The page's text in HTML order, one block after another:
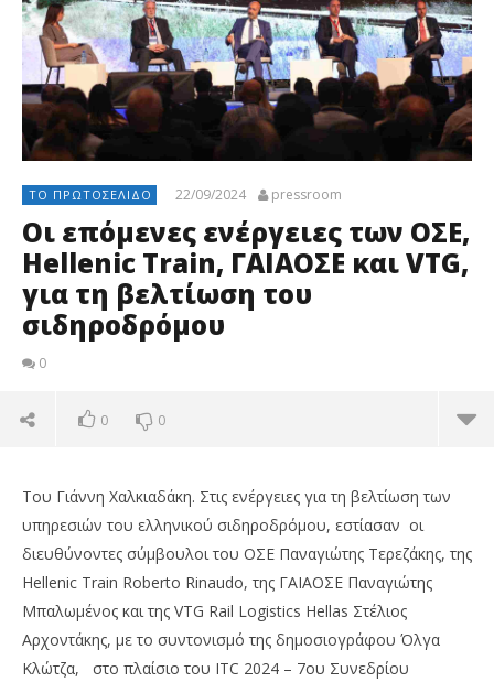
ΤΟ ΠΡΩΤΟΣΈΛΙΔΟ 22/09/2024 pressroom
Οι επόμενες ενέργειες των ΟΣΕ,
Hellenic Train, ΓΑΙΑΟΣΕ και VTG,
για τη βελτίωση του
σιδηροδρόμου
0
0 0
Του Γιάννη Χαλκιαδάκη. Στις ενέργειες για τη βελτίωση των
υπηρεσιών του ελληνικού σιδηροδρόμου, εστίασαν οι
διευθύνοντες σύμβουλοι του ΟΣΕ Παναγιώτης Τερεζάκης, της
Hellenic Train Roberto Rinaudo, της ΓΑΙΑΟΣΕ Παναγιώτης
Μπαλωμένος και της VTG Rail Logistics Hellas Στέλιος
Αρχοντάκης, με το συντονισμό της δημοσιογράφου Όλγα
Κλώτζα, στο πλαίσιο του ITC 2024 – 7ου Συνεδρίου